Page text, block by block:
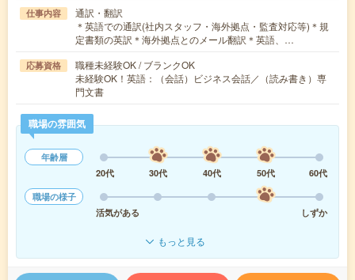
仕事内容
通訳・翻訳
＊英語での通訳(社内スタッフ・海外拠点・監査対応等)＊規
定書類の英訳＊海外拠点とのメール翻訳＊英語、…
応募資格
職種未経験OK / ブランクOK
未経験OK！英語：（会話）ビジネス会話／（読み書き）専
門文書
職場の雰囲気
年齢層
20代
30代 40代 50代
60代
職場の様子
活気がある
しずか
もっと見る